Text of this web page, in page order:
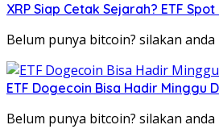
XRP Siap Cetak Sejarah? ETF
Belum punya bitcoin? silakan
ETF Dogecoin Bisa Hadir Minggu
Belum punya bitcoin? silakan